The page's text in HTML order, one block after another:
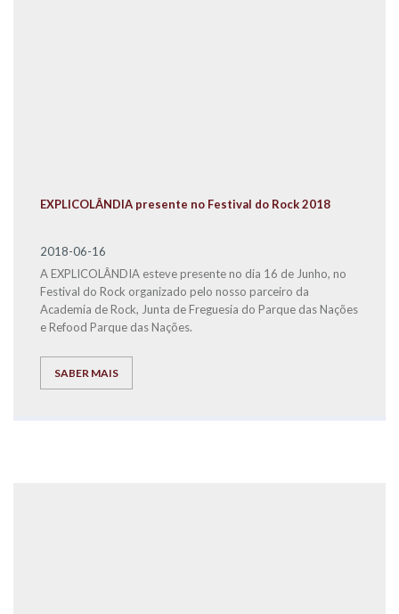
EXPLICOLÂNDIA presente no Festival do Rock 2018
2018-06-16
A EXPLICOLÂNDIA esteve presente no dia 16 de Junho, no
Festival do Rock organizado pelo nosso parceiro da
Academia de Rock, Junta de Freguesia do Parque das Nações
e Refood Parque das Nações.
SABER MAIS